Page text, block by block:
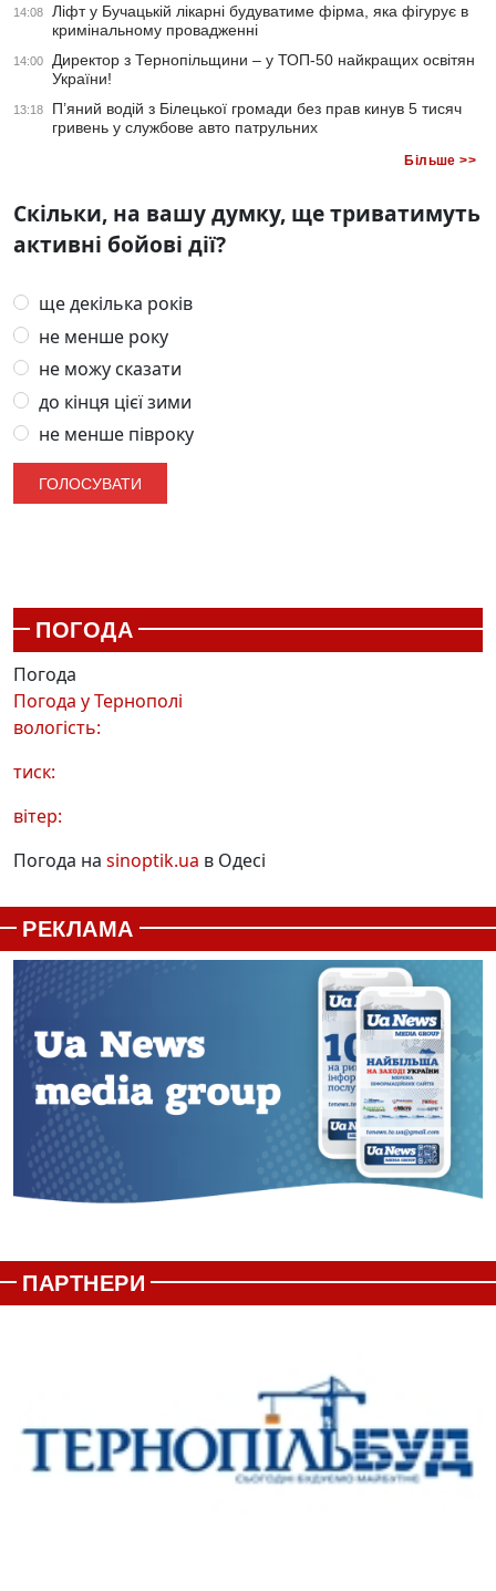
14:08
Ліфт у Бучацькій лікарні будуватиме фірма, яка фігурує в
кримінальному провадженні
14:00
Директор з Тернопільщини – у ТОП-50 найкращих освітян
України!
13:18
П’яний водій з Білецької громади без прав кинув 5 тисяч
гривень у службове авто патрульних
Більше >>
Скільки, на вашу думку, ще триватимуть
активні бойові дії?
ще декілька років
не менше року
не можу сказати
до кінця цієї зими
не менше півроку
ПОГОДА
Погода
Погода уТернополі
вологість:
тиск:
вітер:
Погода на sinoptik.ua в Одесі
РЕКЛАМА
ПАРТНЕРИ